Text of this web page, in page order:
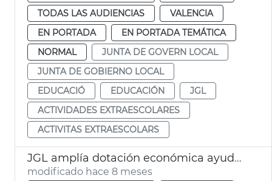
TODAS LAS AUDIENCIAS
VALENCIA
EN PORTADA
EN PORTADA TEMÁTICA
NORMAL
JUNTA DE GOVERN LOCAL
JUNTA DE GOBIERNO LOCAL
EDUCACIÓ
EDUCACIÓN
JGL
ACTIVIDADES EXTRAESCOLARES
ACTIVITAS EXTRAESCOLARS
JGL amplía dotación económica ayudes comedor y escuela de verano
modificado hace 8 meses